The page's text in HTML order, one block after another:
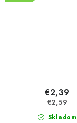
Skladom
€2,39
€2,59